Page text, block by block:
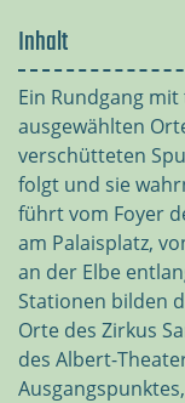
Inhalt
Ein Rundgang
ausgewählten
verschütteten
folgt und sie
führt vom Foyer
am Palaisplatz,
an der Elbe
Stationen bilden
Orte des Zirkus
des Albert-